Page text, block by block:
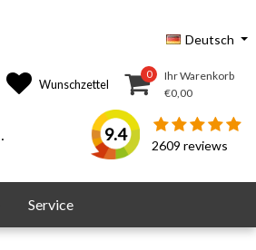
Deutsch
Wunschzettel
0
Ihr Warenkorb
€0,00
9.4
2609 reviews
Service